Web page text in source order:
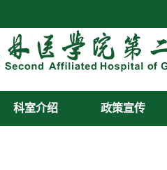
科室介绍 政策宣传